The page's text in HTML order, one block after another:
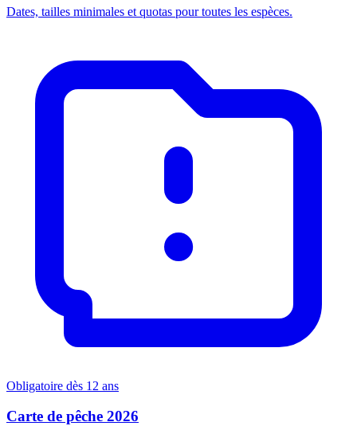
Dates, tailles minimales et quotas pour toutes les espèces.
Obligatoire dès 12 ans
Carte de pêche 2026